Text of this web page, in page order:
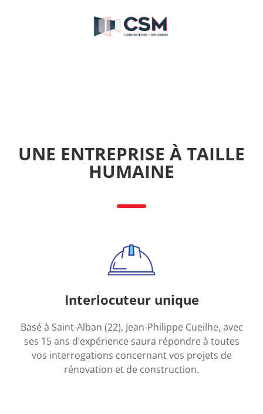
UNE ENTREPRISE À TAILLE
HUMAINE
Interlocuteur unique
Basé à Saint-Alban (22), Jean-Philippe Cueilhe, avec
ses 15 ans d’expérience saura répondre à toutes
vos interrogations concernant vos projets de
rénovation et de construction.